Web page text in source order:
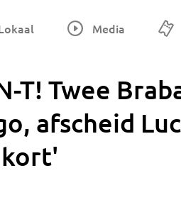
Media
T! Twee
afscheid